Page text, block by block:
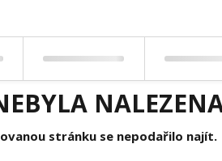
stránku se nepodařilo najít.